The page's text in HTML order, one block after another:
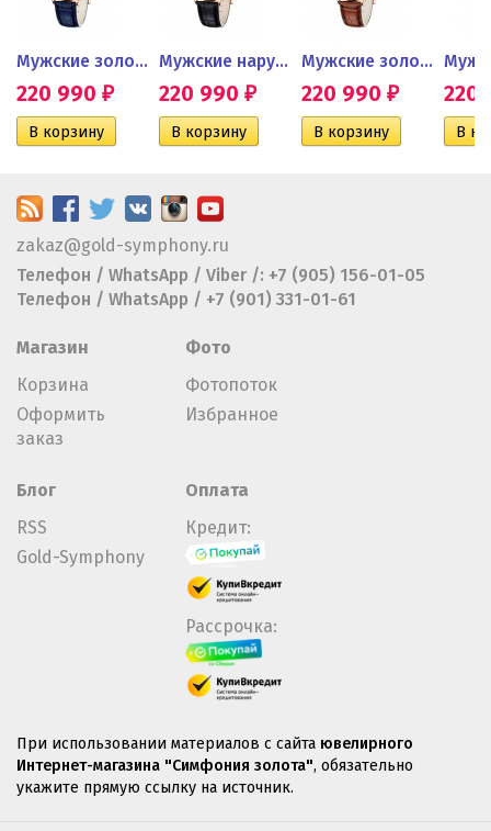
Мужские золотые часы SOKOLOV
220 990 ₽
Мужские наручные часы...
220 990 ₽
Мужские золотые часы
220 990 ₽ 220
zakaz@gold-symphony.ru
Телефон / WhatsApp / Viber /: +7 (905) 156-01-05
Телефон / WhatsApp / +7 (901) 331-01-61
Магазин
Корзина
Оформить
заказ
Фото
Фотопоток
Избранное
Блог
RSS
Gold-Symphony
Оплата
Кредит:
Рассрочка:
При использовании материалов с сайта ювелирного
Интернет-магазина "Симфония золота", обязательно
укажите прямую ссылку на источник.